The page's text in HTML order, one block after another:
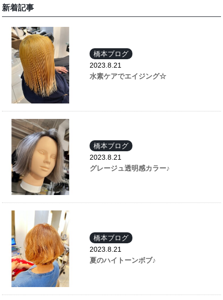
新着記事
橋本ブログ
2023.8.21
水素ケアでエイジング☆
橋本ブログ
2023.8.21
グレージュ透明感カラー♪
橋本ブログ
2023.8.21
夏のハイトーンボブ♪